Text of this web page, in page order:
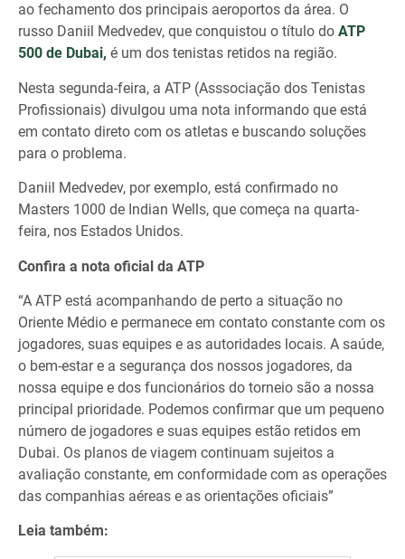
ao fechamento dos principais aeroportos da área. O
russo Daniil Medvedev, que conquistou o título do ATP
500 de Dubai, é um dos tenistas retidos na região.
Nesta segunda-feira, a ATP (Asssociação dos Tenistas
Profissionais) divulgou uma nota informando que está
em contato direto com os atletas e buscando soluções
para o problema.
Daniil Medvedev, por exemplo, está confirmado no
Masters 1000 de Indian Wells, que começa na quarta-
feira, nos Estados Unidos.
Confira a nota oficial da ATP
“A ATP está acompanhando de perto a situação no
Oriente Médio e permanece em contato constante com os
jogadores, suas equipes e as autoridades locais. A saúde,
o bem-estar e a segurança dos nossos jogadores, da
nossa equipe e dos funcionários do torneio são a nossa
principal prioridade. Podemos confirmar que um pequeno
número de jogadores e suas equipes estão retidos em
Dubai. Os planos de viagem continuam sujeitos a
avaliação constante, em conformidade com as operações
das companhias aéreas e as orientações oficiais”
Leia também: